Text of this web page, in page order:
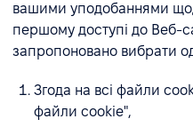
вашими уподобаннями
першому доступі до Веб-
запропоновано вибрати
Згода на всі файли
файли cookie",